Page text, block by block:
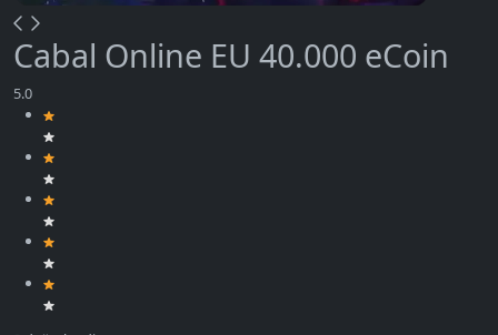
Cabal Online EU 40.000 eCoin